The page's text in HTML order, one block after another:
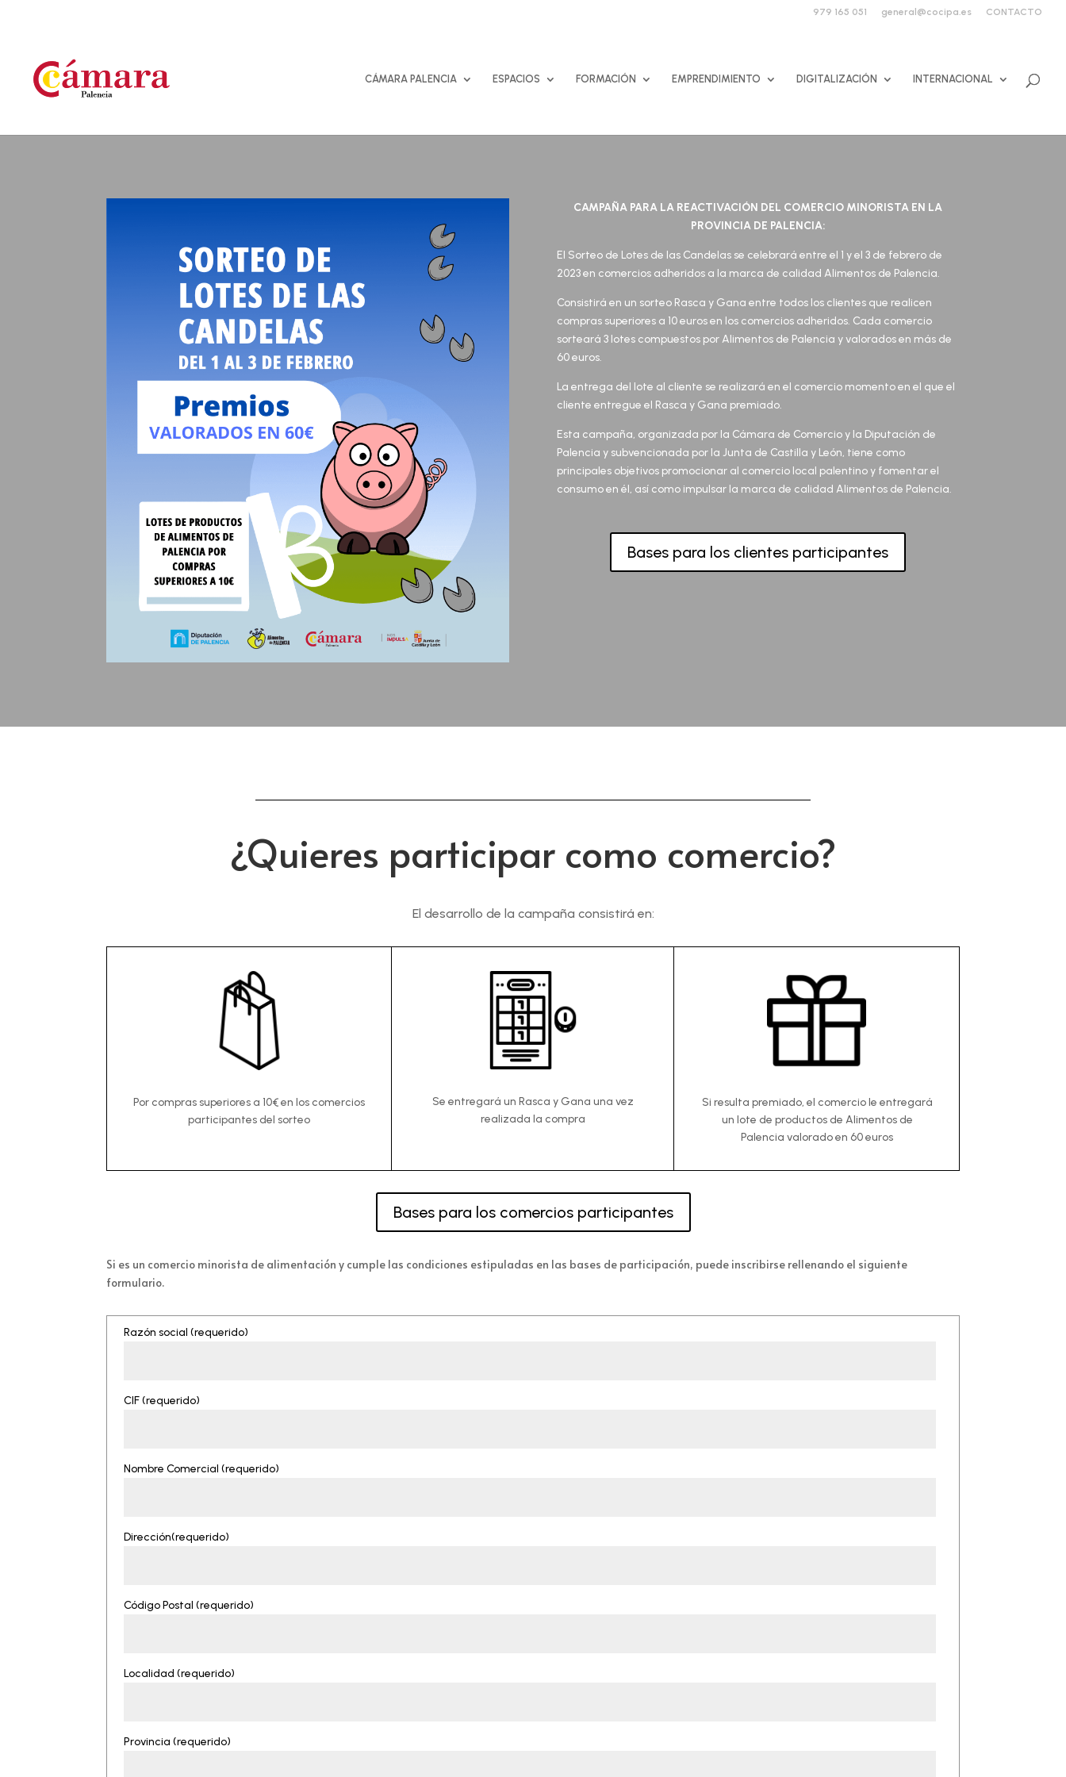
979 165 051 general@cocipa.es CONTACTO
CÁMARA PALENCIA ESPACIOS FORMACIÓN EMPRENDIMIENTO DIGITALIZACIÓN INTERNACIONAL
CAMPAÑA PARA LA REACTIVACIÓN DEL COMERCIO MINORISTA EN LA
PROVINCIA DE PALENCIA:
El Sorteo de Lotes de las Candelas se celebrará entre el 1 y el 3 de febrero de
2023 en comercios adheridos a la marca de calidad Alimentos de Palencia.
Consistirá en un sorteo Rasca y Gana entre todos los clientes que realicen
compras superiores a 10 euros en los comercios adheridos. Cada comercio
sorteará 3 lotes compuestos por Alimentos de Palencia y valorados en más de
60 euros.
La entrega del lote al cliente se realizará en el comercio momento en el que el
cliente entregue el Rasca y Gana premiado.
Esta campaña, organizada por la Cámara de Comercio y la Diputación de
Palencia y subvencionada por la Junta de Castilla y León, tiene como
principales objetivos promocionar al comercio local palentino y fomentar el
consumo en él, así como impulsar la marca de calidad Alimentos de Palencia.
Bases para los clientes participantes
¿Quieres participar como comercio?
El desarrollo de la campaña consistirá en:
Por compras superiores a 10€ en los comercios
participantes del sorteo
Se entregará un Rasca y Gana una vez
realizada la compra
Si resulta premiado, el comercio le entregará
un lote de productos de Alimentos de
Palencia valorado en 60 euros
Bases para los comercios participantes
Si es un comercio minorista de alimentación y cumple las condiciones estipuladas en las bases de participación, puede inscribirse rellenando el siguiente
formulario.
Razón social (requerido)
CIF (requerido)
Nombre Comercial (requerido)
Dirección(requerido)
Código Postal (requerido)
Localidad (requerido)
Provincia (requerido)